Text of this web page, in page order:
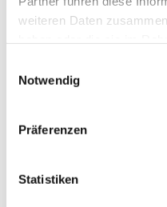
weiteren Daten
Notwendig
Präferenzen
Statistiken
Kleine
LOVE MY